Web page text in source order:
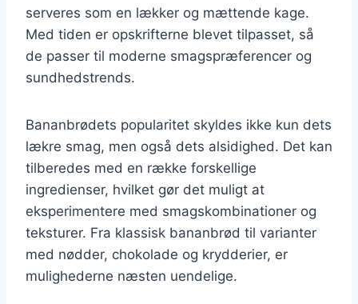
serveres som en lækker og mættende kage.
Med tiden er opskrifterne blevet tilpasset, så
de passer til moderne smagspræferencer og
sundhedstrends.
Bananbrødets popularitet skyldes ikke kun dets
lækre smag, men også dets alsidighed. Det kan
tilberedes med en række forskellige
ingredienser, hvilket gør det muligt at
eksperimentere med smagskombinationer og
teksturer. Fra klassisk bananbrød til varianter
med nødder, chokolade og krydderier, er
mulighederne næsten uendelige.